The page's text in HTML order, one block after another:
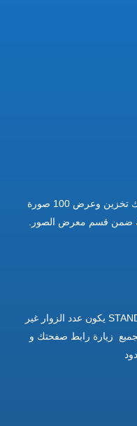
بالاشتراك في هذه الباقة يمكنك تخزين وعرض 100 صورة
ضمن قسم معرض الصور.
عند الاشتراك في الباقة STANDARD يكون عدد الزوار غير
زيارة رابط صفحتك و